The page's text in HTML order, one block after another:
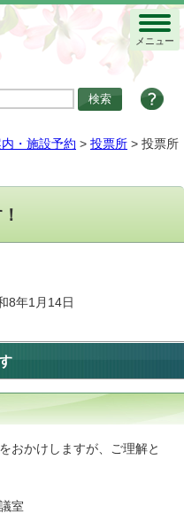
メニュー
・施設予約 > 投票所 > 投票所
8年1月14日
おかけしますが、ご理解と
室